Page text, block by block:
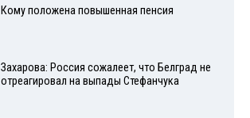
Кому положена повышенная пенсия
Захарова: Россия сожалеет, что Белград не
отреагировал на выпады Стефанчука